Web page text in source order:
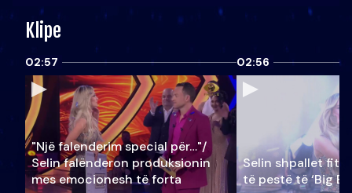
Klipe
02:57
"Një falenderim special për…"/
Selin falënderon produksionin
mes emocionesh të forta
02:56
Selin shpallet
të pestë të ‘Big